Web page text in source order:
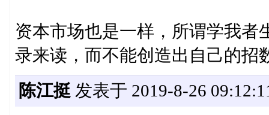
资本市场也是一样，所谓学我者
录来读，而不能创造出自己的招
陈江挺 发表于 2019-8-26